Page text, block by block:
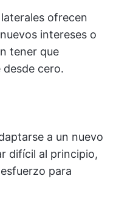
ofrecen
intereses o
tener que
cero.
a un nuevo
difícil al principio,
para